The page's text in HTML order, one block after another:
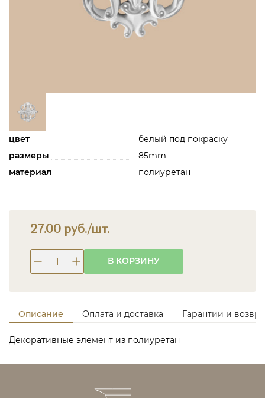
цвет
белый под покраску
размеры
85mm
материал
полиуретан
27.00 руб./шт.
В КОРЗИНУ
Описание Оплата и доставка Гарантии и
Декоративные элемент из полиуретан